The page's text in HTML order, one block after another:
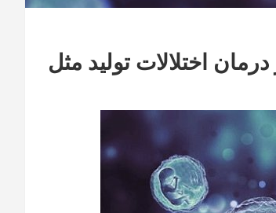
اختلالات تولید مثل